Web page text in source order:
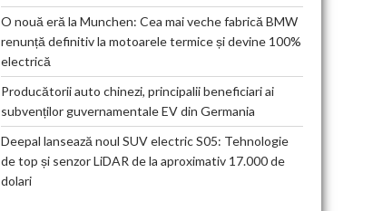
O nouă eră la Munchen: Cea mai veche fabrică BMW
renunță definitiv la motoarele termice și devine 100%
electrică
Producătorii auto chinezi, principalii beneficiari ai
subvenților guvernamentale EV din Germania
Deepal lansează noul SUV electric S05: Tehnologie
de top și senzor LiDAR de la aproximativ 17.000 de
dolari